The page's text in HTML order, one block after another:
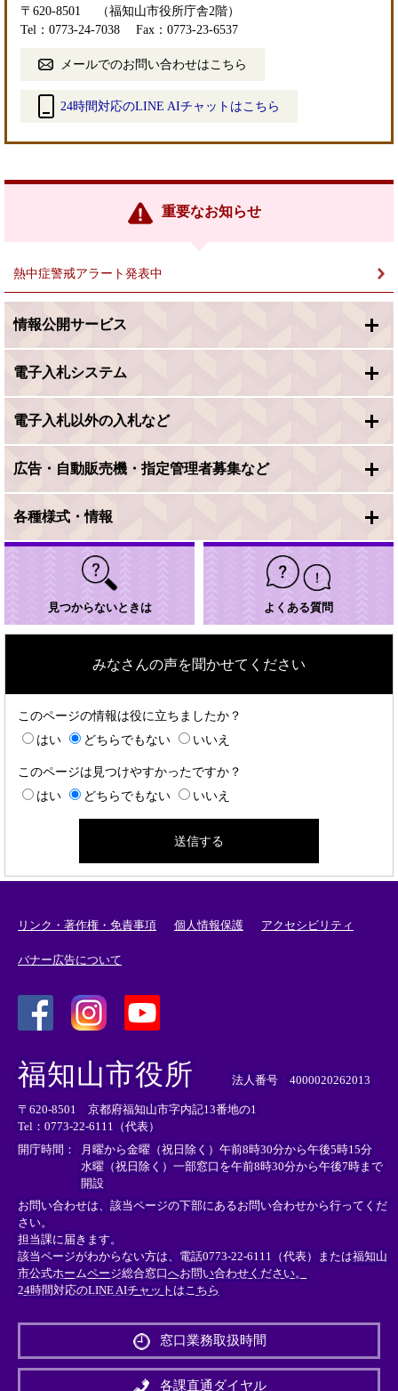
〒620-8501
（福知山市役所庁舎2階）
Tel：0773-24-7038
Fax：0773-23-6537
メールでのお問い合わせはこちら
24時間対応のLINE AIチャットはこちら
リ
重要なお知らせ
熱中症警戒アラート発表中
情報公開サービス
電子入札システム
電子入札以外の入札など
広告・自動販売機・指定管理者募集など
各種様式・情報
見つからないときは よくある質問
みなさんの声を聞かせてください
このページの情報は役に立ちましたか？
はい
どちらでもない いいえ
このページは見つけやすかったですか？
はい
どちらでもない いいえ
リンク・著作権・免責事項 個人情報保護 アクセシビリティ
バナー広告について
外
部
リ
ン
ク
＞
外
リ
ン
ク
＞
外
部
ン
ク
＞
福知山市役所 法人番号 4000020262013
〒620-8501 京都府福知山市字内記13番地の1
Tel：0773-22-6111（代表）
開庁時間： 月曜から金曜（祝日除く）午前8時30分から午後5時15分
水曜（祝日除く）一部窓口を午前8時30分から午後7時まで
開設
お問い合わせは、該当ページの下部にあるお問い合わせから行ってくだ
さい。
担当課に届きます。
該当ページがわからない方は、電話0773-22-6111（代表）または福知山
市公式ホームページ総合窓口へお問い合わせください。
24時間対応のLINE AIチャットはこちら
外
リ
ン
窓口業務取扱時間
各課直通ダイヤル